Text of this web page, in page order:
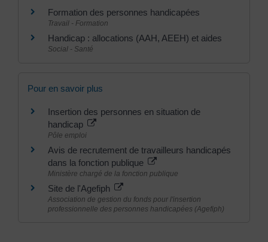
Formation des personnes handicapées
Travail - Formation
Handicap : allocations (AAH, AEEH) et aides
Social - Santé
Pour en savoir plus
Insertion des personnes en situation de
handicap
Pôle emploi
Avis de recrutement de travailleurs handicapés
dans la fonction publique
Ministère chargé de la fonction publique
Site de l'Agefiph
Association de gestion du fonds pour l'insertion
professionnelle des personnes handicapées (Agefiph)